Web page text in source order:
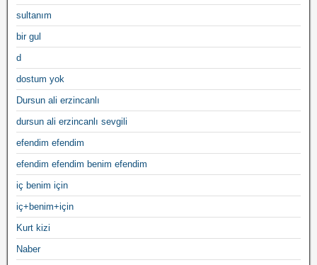
sultanım
bir gul
d
dostum yok
Dursun ali erzincanlı
dursun ali erzincanlı sevgili
efendim efendim
efendim efendim benim efendim
iç benim için
iç+benim+için
Kurt kizi
Naber